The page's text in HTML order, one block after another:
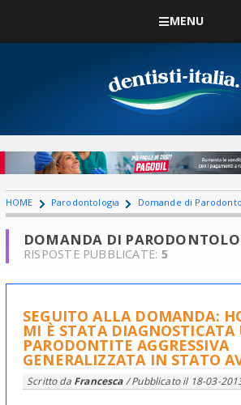
MENU
HOME Parodontologia Domande di
DOMANDA DI
RISPOSTE PUBBLICATE: 5
SEGUITO ALLA DOMANDA:
MI È STATA DIAGNOSTICATA
PARODONTITE AGGRESSIVA
GENERALIZZATA IN STATO
Scritto da Francesca/ Pubblicato il 18-03-